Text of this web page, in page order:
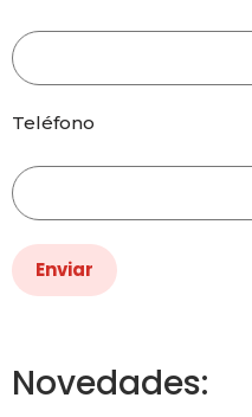
Teléfono
Novedades: